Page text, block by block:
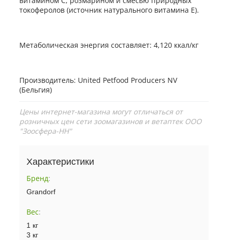
токоферолов (источник натурального витамина Е).
Метаболическая энергия составляет: 4,120 ккал/кг
Производитель: United Petfood Producers NV
(Бельгия)
Цены интернет-магазина могут отличаться от
розничных цен сети зоомагазинов и ветаптек ООО
"Зоосфера-НН"
Характеристики
Бренд:
Grandorf
Вес:
1 кг
3 кг